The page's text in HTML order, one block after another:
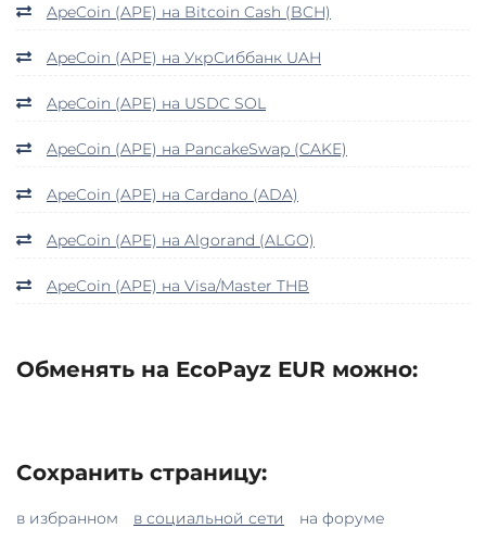
ApeCoin (APE) на Bitcoin Cash (BCH)
ApeCoin (APE) на УкрСиббанк UAH
ApeCoin (APE) на USDC SOL
ApeCoin (APE) на PancakeSwap (CAKE)
ApeCoin (APE) на Cardano (ADA)
ApeCoin (APE) на Algorand (ALGO)
ApeCoin (APE) на Visa/Master THB
Обменять на EcoPayz EUR можно:
Сохранить страницу:
в избранном в социальной сети
на форуме